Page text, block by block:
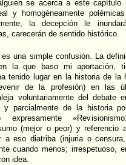
se acerca a este
y homogéneamente
la decepción le
carecerán de sentido histórico.
es una simple confusión. La
la que baso mi aportación,
tenido lugar en la historia de la
de la profesión) en las
voluntariamente del debate
y parcialmente de la historia
expresamente
(mejor o peor) y
a eso diatriba (injuria o
cuando menos; irrespetuoso,
idea.